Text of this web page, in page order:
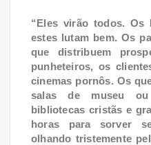
“Eles virão todos.
estes lutam bem. Os
que distribuem
punheteiros, os
cinemas pornôs. Os
salas de museu
bibliotecas cristãs e
horas para sorver
olhando tristemente